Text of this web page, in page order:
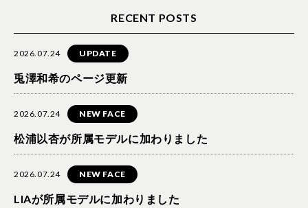
RECENT POSTS
2026.07.24 UPDATE
兎澤和希のページ更新
2026.07.24 NEW FACE
松浦以杏が所属モデルに加わりました
2026.07.24 NEW FACE
LIAが所属モデルに加わりました